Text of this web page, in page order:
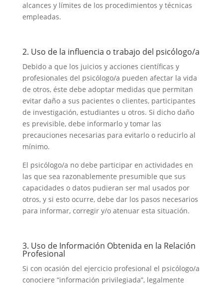
alcances y límites de los procedimientos y técnicas
empleadas.
2. Uso de la influencia o trabajo del psicólogo/a
Debido a que los juicios y acciones científicas y
profesionales del psicólogo/a pueden afectar la vida
de otros, éste debe adoptar medidas que permitan
evitar daño a sus pacientes o clientes, participantes
de investigación, estudiantes u otros. Si dicho daño
es previsible, debe informarlo y tomar las
precauciones necesarias para evitarlo o reducirlo al
mínimo.
El psicólogo/a no debe participar en actividades en
las que sea razonablemente presumible que sus
capacidades o datos pudieran ser mal usados por
otros, y si esto ocurre, debe dar los pasos necesarios
para informar, corregir y/o atenuar esta situación.
3. Uso de Información Obtenida en la Relación
Profesional
Si con ocasión del ejercicio profesional el psicólogo/a
conociere “información privilegiada”, legalmente